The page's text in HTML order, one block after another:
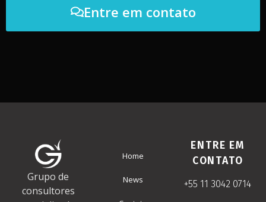
Entre em contato
Grupo de
consultores
Home
News
ENTRE EM
CONTATO
+55 11 3042 0714